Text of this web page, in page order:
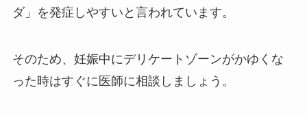
ダ」を発症しやすいと言われています。
そのため、妊娠中にデリケートゾーンがかゆくな
った時はすぐに医師に相談しましょう。